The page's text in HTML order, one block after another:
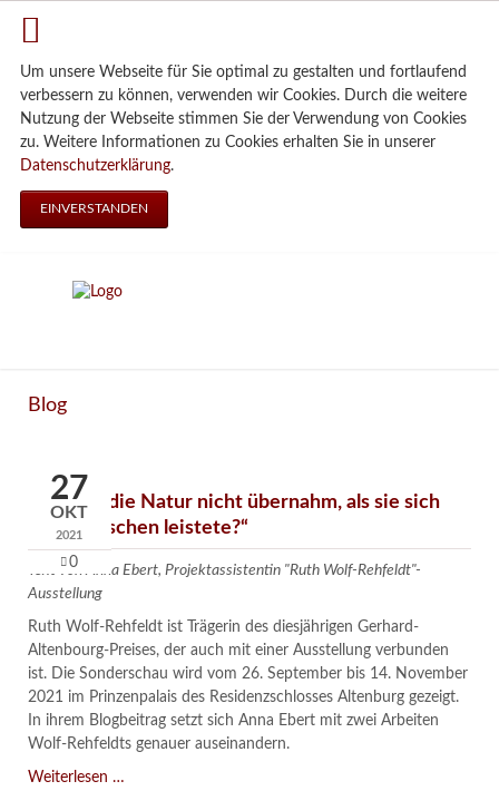
Um unsere Webseite für Sie optimal zu gestalten und fortlaufend
verbessern zu können, verwenden wir Cookies. Durch die weitere
Nutzung der Webseite stimmen Sie der Verwendung von Cookies
zu. Weitere Informationen zu Cookies erhalten Sie in unserer
Datenschutzerklärung.
EINVERSTANDEN
Blog
27
OKT
2021
0
„Ob sich die Natur nicht übernahm, als sie sich
den Menschen leistete?“
Text von Anna Ebert, Projektassistentin "Ruth Wolf-Rehfeldt"-
Ausstellung
Ruth Wolf-Rehfeldt ist Trägerin des diesjährigen Gerhard-
Altenbourg-Preises, der auch mit einer Ausstellung verbunden
ist. Die Sonderschau wird vom 26. September bis 14. November
2021 im Prinzenpalais des Residenzschlosses Altenburg gezeigt.
In ihrem Blogbeitrag setzt sich Anna Ebert mit zwei Arbeiten
Wolf-Rehfeldts genauer auseinandern.
Weiterlesen …